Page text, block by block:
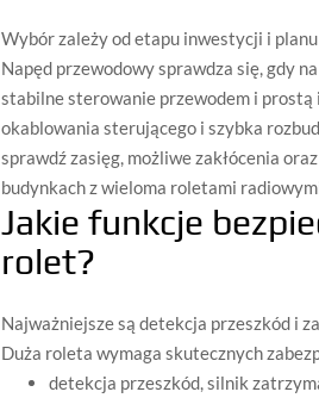
Wybór zależy od etapu inwestycji i
Napęd przewodowy sprawdza się, gdy
stabilne sterowanie przewodem i
okablowania sterującego i szybka
sprawdź zasięg, możliwe zakłócenia
budynkach z wieloma roletami
Jakie funkcje
rolet?
Najważniejsze są detekcja przeszkód i
Duża roleta wymaga skutecznych
detekcja przeszkód, silnik